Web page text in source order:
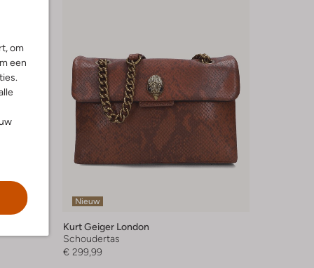
om
een
Nieuw
Kurt Geiger London
Schoudertas
€ 299,99